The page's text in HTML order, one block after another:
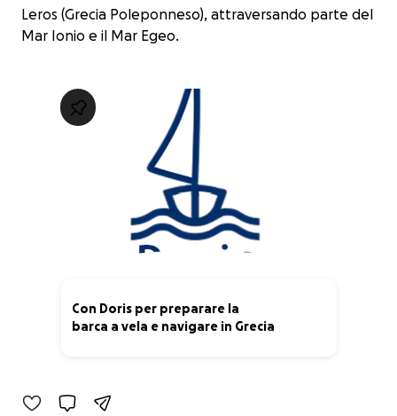
Leros (Grecia Poleponneso), attraversando parte del
Mar Ionio e il Mar Egeo.
Con Doris per preparare la
barca a vela e navigare in Grecia